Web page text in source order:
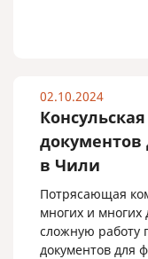
02.10.2024
документов
в Чили
Потрясающая
многих и многих
сложную работу
документов для